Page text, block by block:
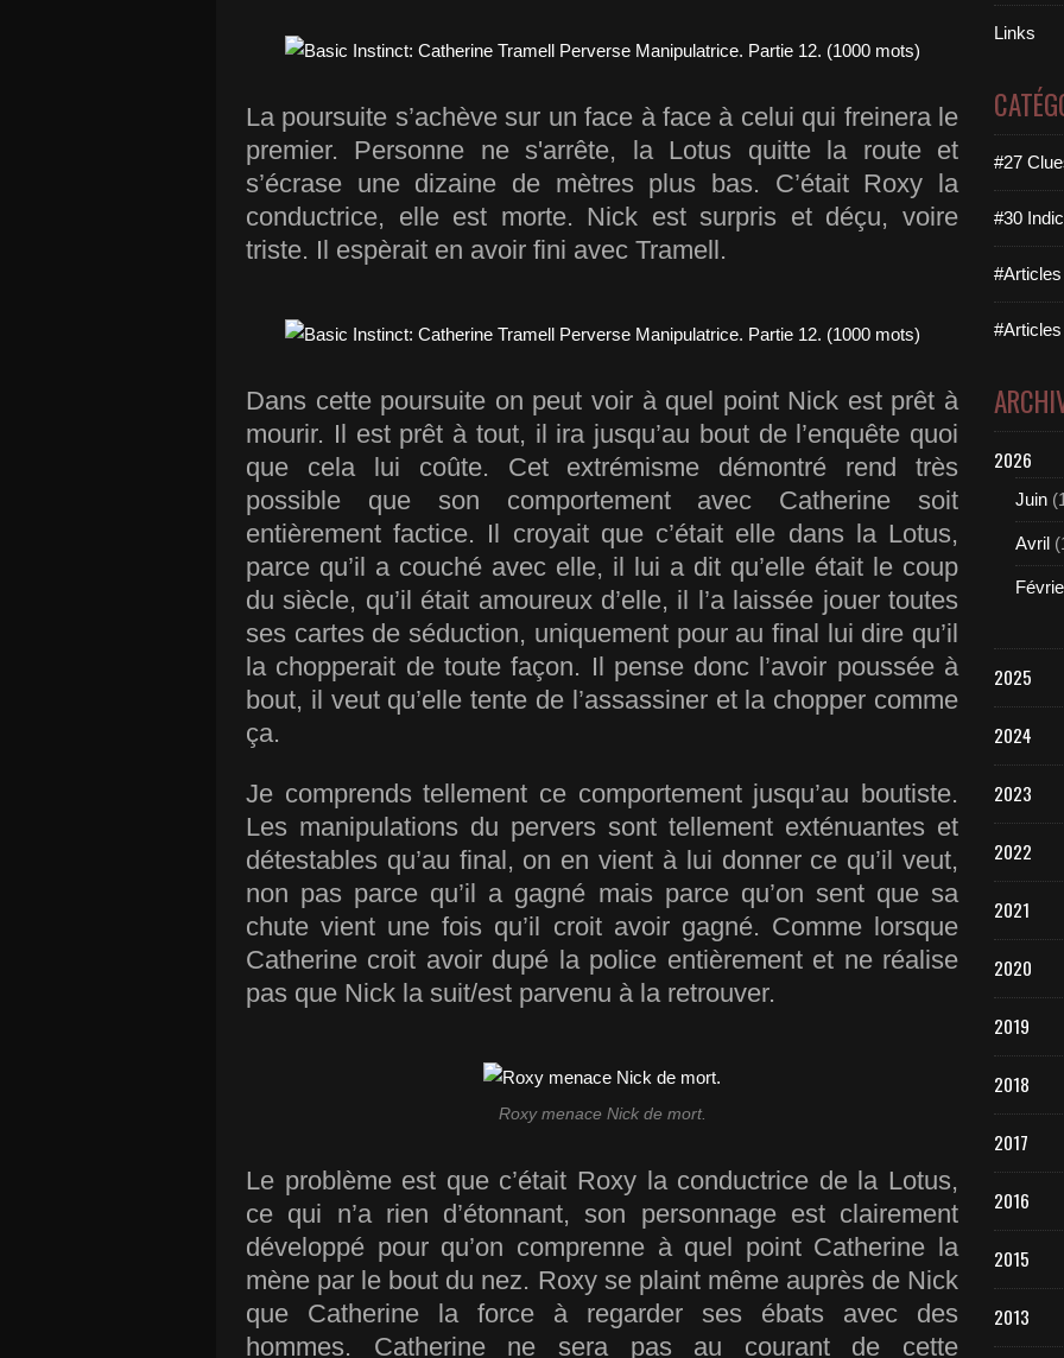
La poursuite s’achève sur un face à face à celui qui freinera le
premier. Personne ne s'arrête, la Lotus quitte la route et
s’écrase une dizaine de mètres plus bas. C’était Roxy la
conductrice, elle est morte. Nick est surpris et déçu, voire
triste. Il espèrait en avoir fini avec Tramell.
Dans cette poursuite on peut voir à quel point Nick est prêt à
mourir. Il est prêt à tout, il ira jusqu’au bout de l’enquête quoi
que cela lui coûte. Cet extrémisme démontré rend très
possible que son comportement avec Catherine soit
entièrement factice. Il croyait que c’était elle dans la Lotus,
parce qu’il a couché avec elle, il lui a dit qu’elle était le coup
du siècle, qu’il était amoureux d’elle, il l’a laissée jouer toutes
ses cartes de séduction, uniquement pour au final lui dire qu’il
la chopperait de toute façon. Il pense donc l’avoir poussée à
bout, il veut qu’elle tente de l’assassiner et la chopper comme
ça.
Je comprends tellement ce comportement jusqu’au boutiste.
Les manipulations du pervers sont tellement exténuantes et
détestables qu’au final, on en vient à lui donner ce qu’il veut,
non pas parce qu’il a gagné mais parce qu’on sent que sa
chute vient une fois qu’il croit avoir gagné. Comme lorsque
Catherine croit avoir dupé la police entièrement et ne réalise
pas que Nick la suit/est parvenu à la retrouver.
Roxy menace Nick de mort.
Le problème est que c’était Roxy la conductrice de la Lotus,
ce qui n’a rien d’étonnant, son personnage est clairement
développé pour qu’on comprenne à quel point Catherine la
mène par le bout du nez. Roxy se plaint même auprès de Nick
que Catherine la force à regarder ses ébats avec des
hommes. Catherine ne sera pas au courant de cette
Links
#27
#30
2026
Juin
Avril
2025
2024
2023
2022
2021
2020
2019
2018
2017
2016
2015
2013